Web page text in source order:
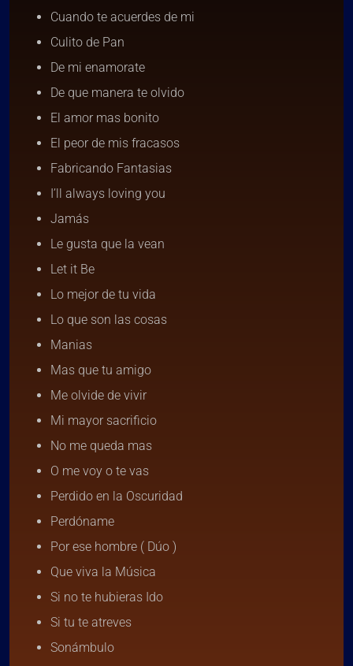
Cuando te acuerdes de mi
Culito de Pan
De mi enamorate
De que manera te olvido
El amor mas bonito
El peor de mis fracasos
Fabricando Fantasias
I’ll always loving you
Jamás
Le gusta que la vean
Let it Be
Lo mejor de tu vida
Lo que son las cosas
Manias
Mas que tu amigo
Me olvide de vivir
Mi mayor sacrificio
No me queda mas
O me voy o te vas
Perdido en la Oscuridad
Perdóname
Por ese hombre ( Dúo )
Que viva la Música
Si no te hubieras Ido
Si tu te atreves
Sonámbulo